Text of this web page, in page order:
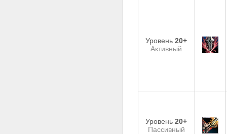
Уровень20+
Активный
Уровень20+
Пассивный